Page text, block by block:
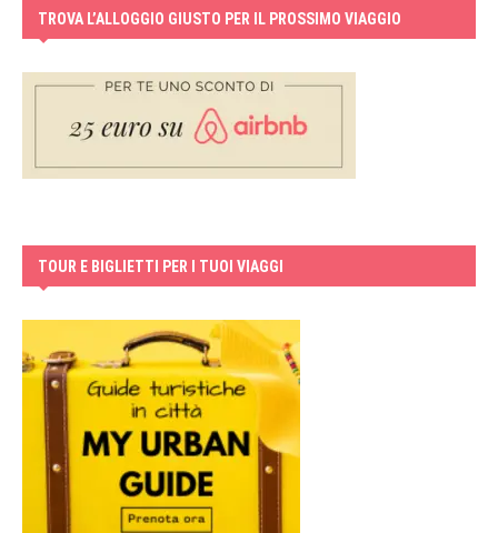
TROVA L’ALLOGGIO GIUSTO PER IL PROSSIMO VIAGGIO
TOUR E BIGLIETTI PER I TUOI VIAGGI